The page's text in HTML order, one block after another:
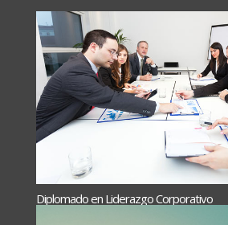
Diplomado en Liderazgo Corporativo